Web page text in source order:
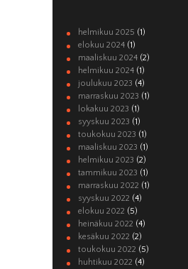
helmikuu 2025 (1)
elokuu 2024 (1)
maaliskuu 2024 (2)
helmikuu 2024 (1)
joulukuu 2023 (4)
marraskuu 2023 (1)
lokakuu 2023 (1)
syyskuu 2023 (1)
toukokuu 2023 (1)
maaliskuu 2023 (1)
helmikuu 2023 (2)
tammikuu 2023 (1)
marraskuu 2022 (1)
syyskuu 2022 (4)
elokuu 2022 (5)
heinäkuu 2022 (4)
kesäkuu 2022 (2)
toukokuu 2022 (5)
huhtikuu 2022 (4)